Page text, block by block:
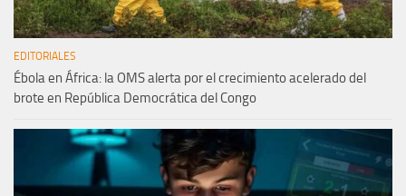
EDITORIALES
Ébola en África: la OMS alerta por el crecimiento acelerado del
brote en República Democrática del Congo